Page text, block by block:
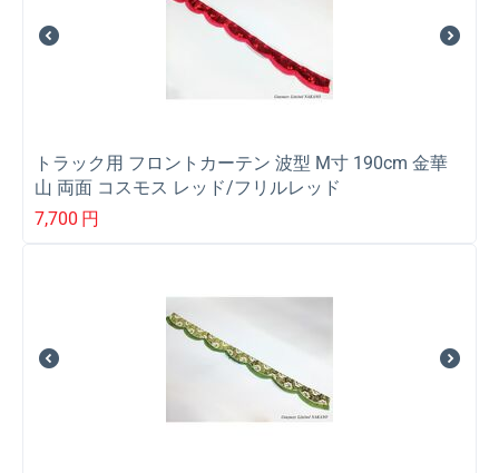
トラック用 フロントカーテン 波型 M寸 190cm 金華
山 両面 コスモス レッド/フリルレッド
7,700 円